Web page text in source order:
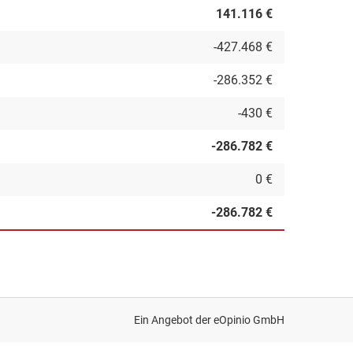
141.116 €
-427.468 €
-286.352 €
-430 €
-286.782 €
0 €
-286.782 €
Ein Angebot dereOpinio GmbH